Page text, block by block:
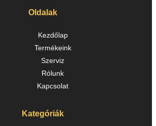
Oldalak
Kezdőlap
Termékeink
Szerviz
Rólunk
Kapcsolat
Kategóriák